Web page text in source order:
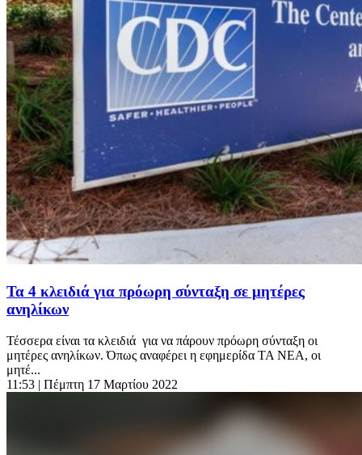
Τα 4 κλειδιά για πρόωρη σύνταξη σε μητέρες
ανηλίκων
Τέσσερα είναι τα κλειδιά για να πάρουν πρόωρη σύνταξη οι
μητέρες ανηλίκων. Όπως αναφέρει η εφημερίδα ΤΑ ΝΕΑ, οι
μητέ...
11:53 | Πέμπτη 17 Μαρτίου 2022